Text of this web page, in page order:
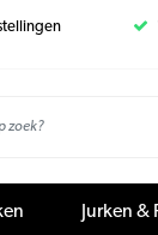
Jurken &